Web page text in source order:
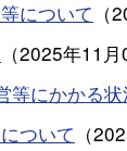
について （
（2025年11月
等にかかる
ついて （